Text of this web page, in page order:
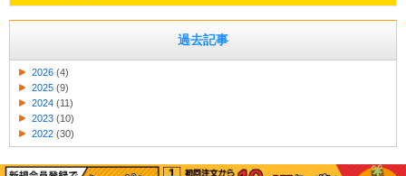
過去記事
2026 (4)
2025 (9)
2024 (11)
2023 (10)
2022 (30)